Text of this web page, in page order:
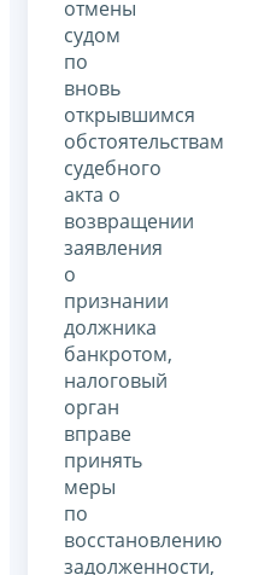
отмены
судом
по
вновь
открывшимся
обстоятельствам
судебного
акта о
возвращении
заявления
о
признании
должника
банкротом,
налоговый
орган
вправе
принять
меры
по
восстановлению
задолженности,